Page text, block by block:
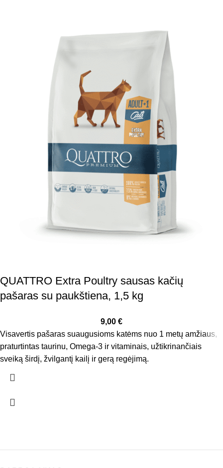
QUATTRO Extra Poultry sausas kačių
pašaras su paukštiena, 1,5 kg
9,00 €
Visavertis pašaras suaugusioms katėms nuo 1 metų amžiaus,
praturtintas taurinu, Omega-3 ir vitaminais, užtikrinančiais
sveiką širdį, žvilgantį kailį ir gerą regėjimą.